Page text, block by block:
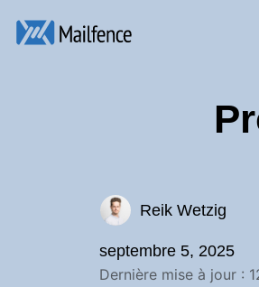
Reik Wetzig
septembre 5, 2025
Dernière mise à jour :